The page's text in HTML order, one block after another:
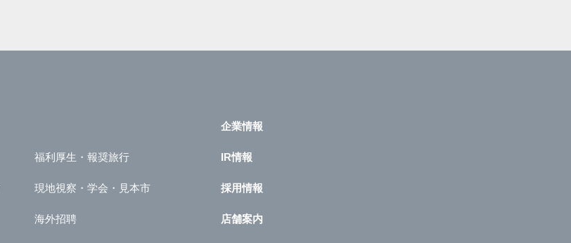
福利厚生・報奨旅行
現地視察・学会・見本市
海外招聘
企業情報
IR情報
採用情報
店舗案内